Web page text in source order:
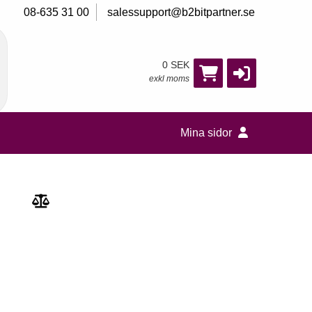
08-635 31 00 salessupport@b2bitpartner.se
0 SEK
exkl moms
Mina sidor